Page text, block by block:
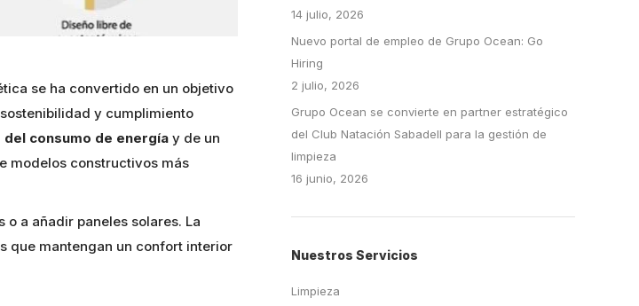
se ha convertido en un objetivo
y cumplimiento
del consumo de energía y de un
modelos constructivos más
a añadir paneles solares. La
que mantengan un confort interior
14 julio, 2026
Nuevo portal de empleo de Grupo Ocean: Go
Hiring
2 julio, 2026
Grupo Ocean se convierte en partner estratégico
del Club Natación Sabadell para la gestión de
limpieza
16 junio, 2026
Nuestros Servicios
Limpieza